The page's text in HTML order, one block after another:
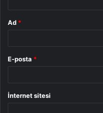
Ad *
E-posta *
İnternet sitesi